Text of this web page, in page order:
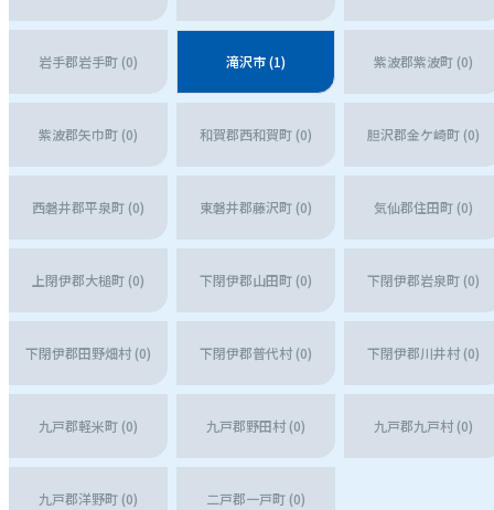
岩手郡岩手町 (0) 滝沢市 (1) 紫波郡紫波町 (0)
紫波郡矢巾町 (0) 和賀郡西和賀町 (0) 胆沢郡金ケ崎町 (0)
西磐井郡平泉町 (0) 東磐井郡藤沢町 (0) 気仙郡住田町 (0)
上閉伊郡大槌町 (0) 下閉伊郡山田町 (0) 下閉伊郡岩泉町 (0)
下閉伊郡田野畑村 (0) 下閉伊郡普代村 (0) 下閉伊郡川井村 (0)
九戸郡軽米町 (0) 九戸郡野田村 (0) 九戸郡九戸村 (0)
九戸郡洋野町 (0) 二戸郡一戸町 (0)